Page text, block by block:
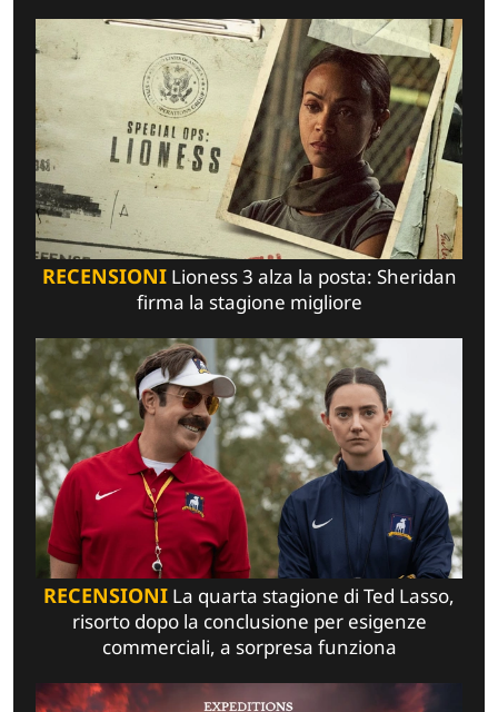
RECENSIONILioness 3 alza la posta: Sheridan
firma la stagione migliore
RECENSIONI La quarta stagione di Ted Lasso,
risorto dopo la conclusione per esigenze
commerciali, a sorpresa funziona